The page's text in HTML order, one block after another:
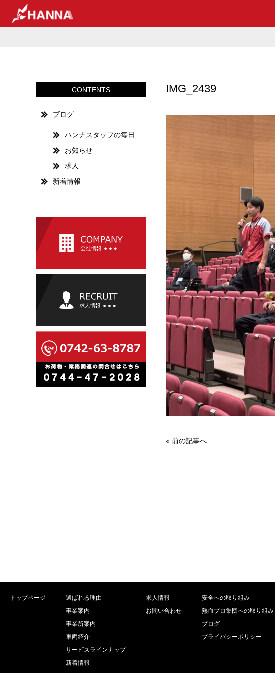
IMG_2439
« 前の記事へ
CONTENTS
ブログ
ハンナスタッフの毎日
お知らせ
求人
新着情報
トップページ
選ばれる理由
事業案内
事業所案内
車両紹介
サービスラインナップ
新着情報
求人情報
お問い合わせ
安全への取り組み
熱血プロ集団への取り組み
ブログ
プライバシーポリシー